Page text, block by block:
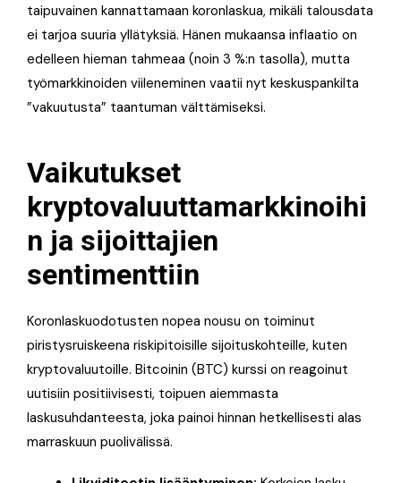
taipuvainen kannattamaan koronlaskua, mikäli talousdata
ei tarjoa suuria yllätyksiä. Hänen mukaansa inflaatio on
edelleen hieman tahmeaa (noin 3 %:n tasolla), mutta
työmarkkinoiden viileneminen vaatii nyt keskuspankilta
”vakuutusta” taantuman välttämiseksi.
Vaikutukset
kryptovaluuttamarkkinoihi
n ja sijoittajien
sentimenttiin
Koronlaskuodotusten nopea nousu on toiminut
piristysruiskeena riskipitoisille sijoituskohteille, kuten
kryptovaluutoille. Bitcoinin (BTC) kurssi on reagoinut
uutisiin positiivisesti, toipuen aiemmasta
laskusuhdanteesta, joka painoi hinnan hetkellisesti alas
marraskuun puolivälissä.